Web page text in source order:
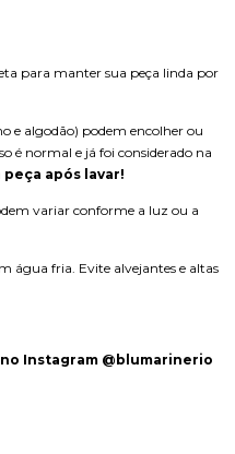
para manter sua peça linda por
e algodão) podem encolher ou
é normal e já foi considerado na
peça após lavar!
variar conforme a luz ou a
água fria. Evite alvejantes e altas
Instagram @blumarinerio